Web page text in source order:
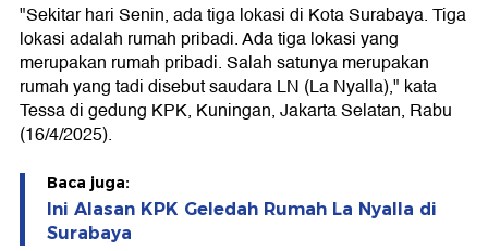
"Sekitar hari Senin, ada tiga lokasi di Kota Surabaya. Tiga
lokasi adalah rumah pribadi. Ada tiga lokasi yang
merupakan rumah pribadi. Salah satunya merupakan
rumah yang tadi disebut saudara LN (La Nyalla)," kata
Tessa di gedung KPK, Kuningan, Jakarta Selatan, Rabu
(16/4/2025).
Baca juga:
Ini Alasan KPK Geledah Rumah La Nyalla di
Surabaya